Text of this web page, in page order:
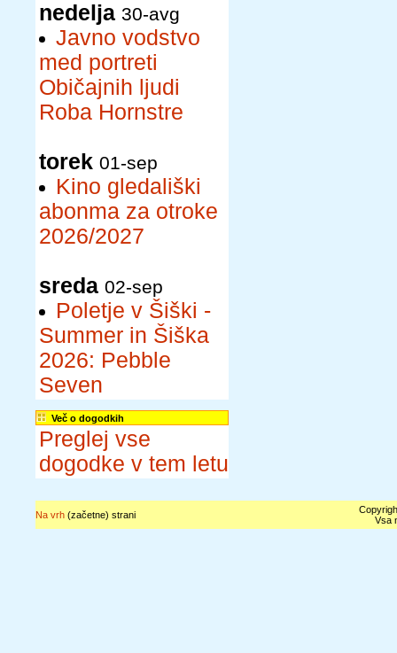
nedelja 30-avg
Javno vodstvo
med portreti
Običajnih ljudi
Roba Hornstre
torek 01-sep
Kino gledališki
abonma za otroke
2026/2027
sreda 02-sep
Poletje v Šiški -
Summer in Šiška
2026: Pebble
Seven
Več o dogodkih
Preglej vse
dogodke v tem letu
Na vrh(začetne) strani
Vsa